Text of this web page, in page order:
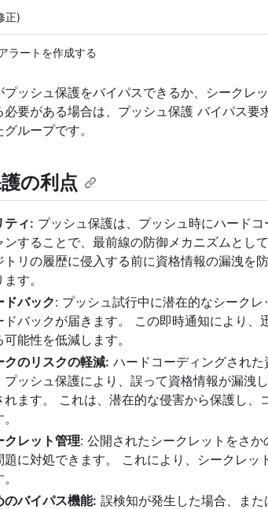
正)
ラートを作成する
プッシュ保護をバイパスできるか、シークレ
必要がある場合は、プッシュ保護 バイパス要
ループです。
の利点
ティ: プッシュ保護は、プッシュ時にハード
ンすることで、最前線の防御メカニズムとし
トリの履歴に侵入する前に資格情報の漏洩を
す。
ドバック: プッシュ試行中に潜在的なシーク
ドバックが届きます。 この即時通知により、
能性を低減します。
クのリスクの軽減: ハードコーディングされ
プッシュ保護により、誤って資格情報が漏洩
れます。 これは、潜在的な侵害から保護し、
クレット管理: 公開されたシークレットをさ
題に対処できます。 これにより、シークレッ
のバイパス機能: 誤検知が発生した場合、また